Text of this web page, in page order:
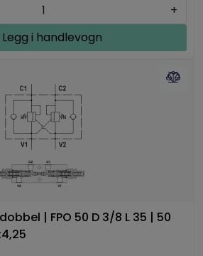
+
Legg i handlevogn
| FPO 50 D 3/8 L 35 | 50